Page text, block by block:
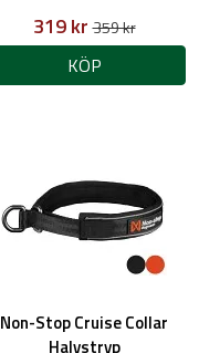
319 kr359 kr
KÖP
Non-Stop Cruise Collar
Halvstryp